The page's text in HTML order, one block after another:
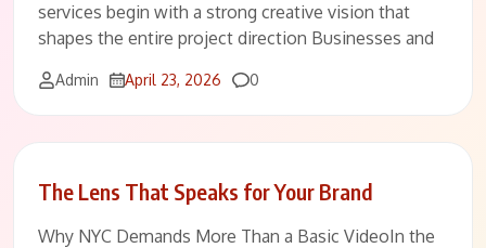
services begin with a strong creative vision that
shapes the entire project direction Businesses and
Admin April 23, 2026 Comments
0
The Lens That Speaks for Your Brand
Why NYC Demands More Than a Basic VideoIn the